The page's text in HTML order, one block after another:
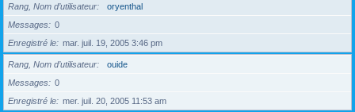
Rang, Nom d’utilisateur
oryenthal
Messages
0
Enregistré le
mar. juil. 19, 2005 3:46 pm
Rang, Nom d’utilisateur
ouide
Messages
0
Enregistré le
mer. juil. 20, 2005 11:53 am